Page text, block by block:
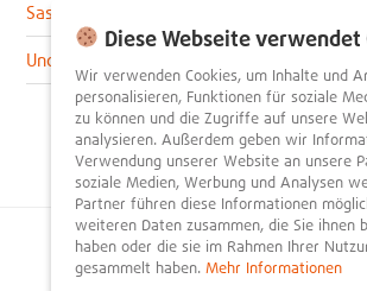
Sascha im lit:blog
Uncategorized
© 2026litnity – Bücher entdecken und
Diese Webseite verwendet
Wir verwenden Cookies, um Inhalte und
personalisieren, Funktionen für soziale
zu können und die Zugriffe auf unsere
analysieren. Außerdem geben wir
Verwendung unserer Website an unsere
soziale Medien, Werbung und Analysen
Partner führen diese Informationen
weiteren Daten zusammen, die Sie ihnen
haben oder die sie im Rahmen Ihrer
gesammelt haben. Mehr Informationen